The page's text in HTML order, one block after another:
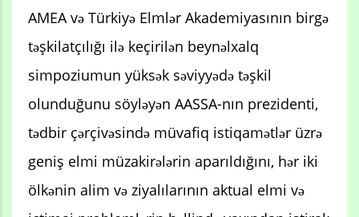
AMEA və Türkiyə Elmlər Akademiyasının birgə
təşkilatçılığı ilə keçirilən beynəlxalq
simpoziumun yüksək səviyyədə təşkil
olunduğunu söyləyən AASSA-nın prezidenti,
tədbir çərçivəsində müvafiq istiqamətlər üzrə
geniş elmi müzakirələrin aparıldığını, hər iki
ölkənin alim və ziyalılarının aktual elmi və